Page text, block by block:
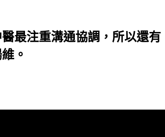
最注重溝通協調，所以還
。